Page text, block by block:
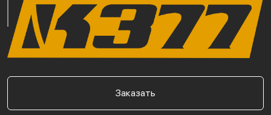
Заказать